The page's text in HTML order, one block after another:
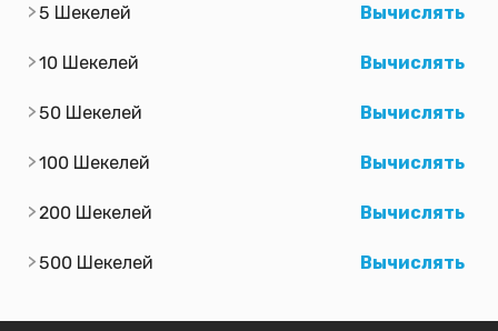
5 Шекелей Вычислять
10 Шекелей Вычислять
50 Шекелей Вычислять
100 Шекелей Вычислять
200 Шекелей Вычислять
500 Шекелей Вычислять